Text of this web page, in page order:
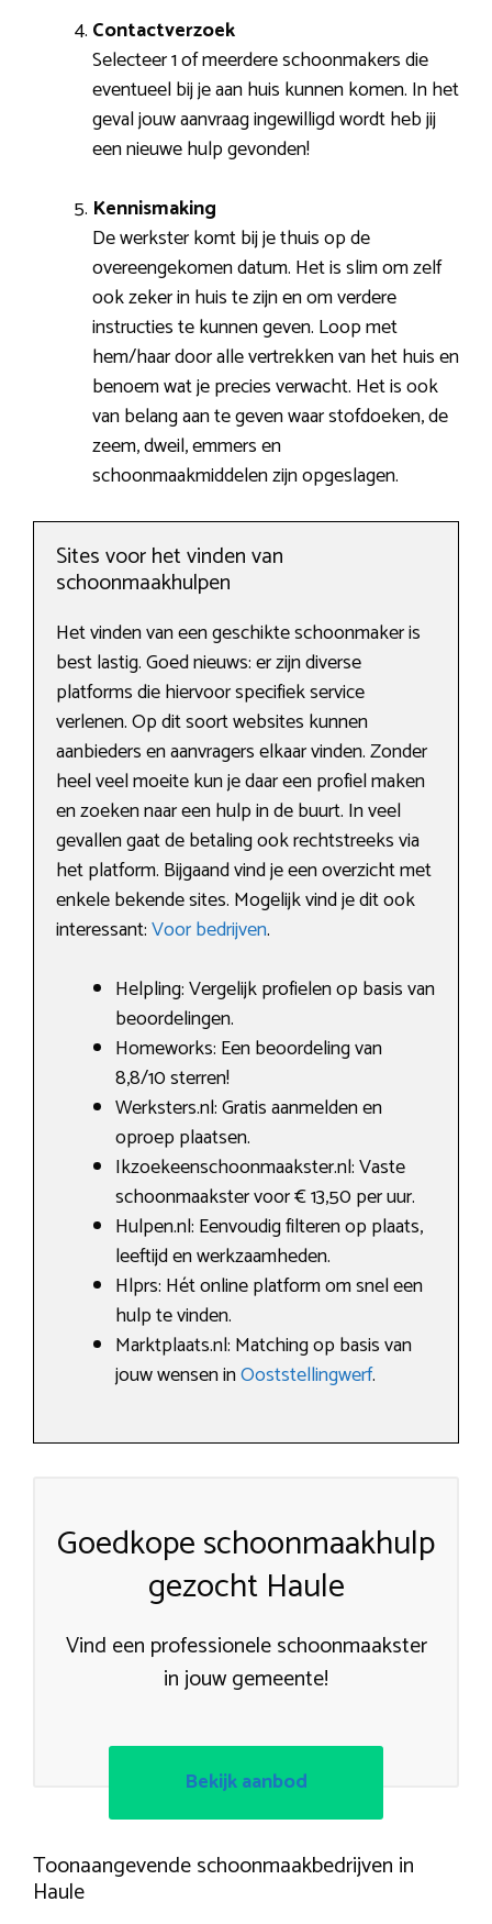
Contactverzoek
Selecteer 1 of meerdere schoonmakers die
eventueel bij je aan huis kunnen komen. In het
geval jouw aanvraag ingewilligd wordt heb jij
een nieuwe hulp gevonden!
Kennismaking
De werkster komt bij je thuis op de
overeengekomen datum. Het is slim om zelf
ook zeker in huis te zijn en om verdere
instructies te kunnen geven. Loop met
hem/haar door alle vertrekken van het huis en
benoem wat je precies verwacht. Het is ook
van belang aan te geven waar stofdoeken, de
zeem, dweil, emmers en
schoonmaakmiddelen zijn opgeslagen.
Sites voor het vinden van
schoonmaakhulpen
Het vinden van een geschikte schoonmaker is
best lastig. Goed nieuws: er zijn diverse
platforms die hiervoor specifiek service
verlenen. Op dit soort websites kunnen
aanbieders en aanvragers elkaar vinden. Zonder
heel veel moeite kun je daar een profiel maken
en zoeken naar een hulp in de buurt. In veel
gevallen gaat de betaling ook rechtstreeks via
het platform. Bijgaand vind je een overzicht met
enkele bekende sites. Mogelijk vind je dit ook
interessant:Voor bedrijven.
Helpling: Vergelijk profielen op basis van
beoordelingen.
Homeworks: Een beoordeling van
8,8/10 sterren!
Werksters.nl: Gratis aanmelden en
oproep plaatsen.
Ikzoekeenschoonmaakster.nl: Vaste
schoonmaakster voor € 13,50 per uur.
Hulpen.nl: Eenvoudig filteren op plaats,
leeftijd en werkzaamheden.
Hlprs: Hét online platform om snel een
hulp te vinden.
Marktplaats.nl: Matching op basis van
jouw wensen inOoststellingwerf.
Goedkope schoonmaakhulp
gezocht Haule
Vind een professionele schoonmaakster
in jouw gemeente!
Bekijk aanbod
Toonaangevende schoonmaakbedrijven in
Haule